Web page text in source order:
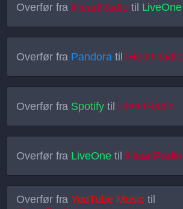
Overfør fra iHeartRadiotil LiveOne
Overfør fra Pandora til iHeartRadio
Overfør fra Spotifytil iHeartRadio
Overfør fra LiveOnetil iHeartRadio
Overfør fraYouTube Musictil